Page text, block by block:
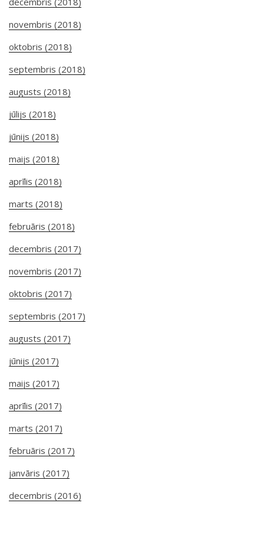
novembris (2018)
oktobris (2018)
septembris (2018)
augusts (2018)
jūlijs (2018)
jūnijs (2018)
maijs (2018)
aprīlis (2018)
marts (2018)
februāris (2018)
decembris (2017)
novembris (2017)
oktobris (2017)
septembris (2017)
augusts (2017)
jūnijs (2017)
maijs (2017)
aprīlis (2017)
marts (2017)
februāris (2017)
janvāris (2017)
decembris (2016)